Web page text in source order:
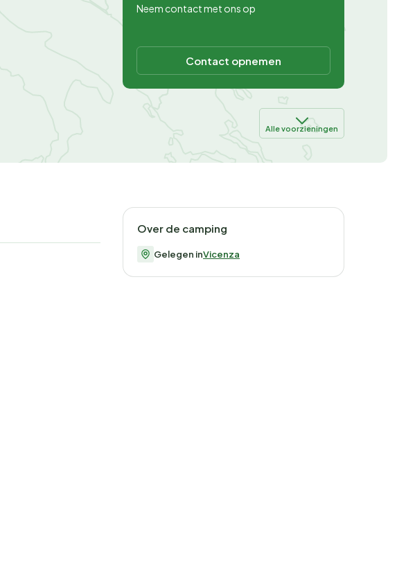
Neem contact met ons op
Contact opnemen
Alle voorzieningen
Over de camping
Gelegen inVicenza